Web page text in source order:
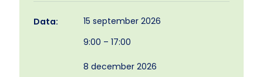
Data:
15 september 2026
9:00 – 17:00
8 december 2026